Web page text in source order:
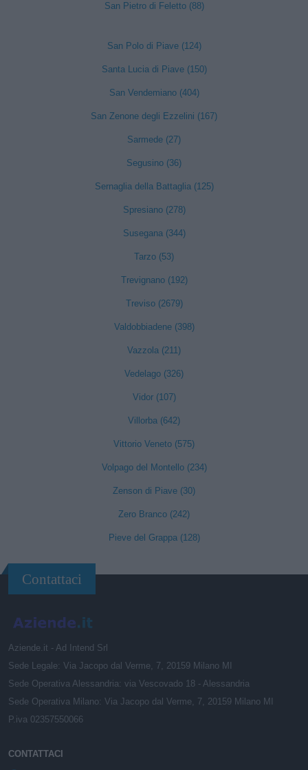
San Pietro di Feletto (88)
San Polo di Piave (124)
Santa Lucia di Piave (150)
San Vendemiano (404)
San Zenone degli Ezzelini (167)
Sarmede (27)
Segusino (36)
Sernaglia della Battaglia (125)
Spresiano (278)
Susegana (344)
Tarzo (53)
Trevignano (192)
Treviso (2679)
Valdobbiadene (398)
Vazzola (211)
Vedelago (326)
Vidor (107)
Villorba (642)
Vittorio Veneto (575)
Volpago del Montello (234)
Zenson di Piave (30)
Zero Branco (242)
Pieve del Grappa (128)
Contattaci
Aziende.it - Ad Intend Srl
Sede Legale: Via Jacopo dal Verme, 7, 20159 Milano MI
Sede Operativa Alessandria: via Vescovado 18 - Alessandria
Sede Operativa Milano: Via Jacopo dal Verme, 7, 20159 Milano MI
P.iva 02357550066
CONTATTACI